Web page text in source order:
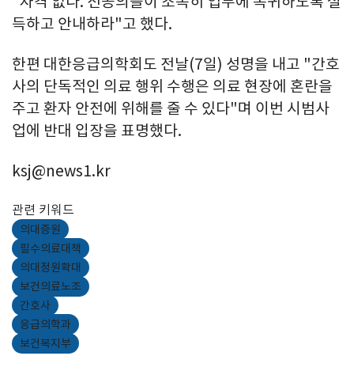
득하고 안내하라"고 했다.
한편 대한응급의학회도 전날(7일) 성명을 내고 "간호
사의 단독적인 의료 행위 수행은 의료 현장에 혼란을
주고 환자 안전에 위해를 줄 수 있다"며 이번 시범사
업에 반대 입장을 표명했다.
ksj@news1.kr
관련 키워드
의대증원
필수의료대책
의대정원확대
보건의료노조
간호사
응급의학과
보건복지부